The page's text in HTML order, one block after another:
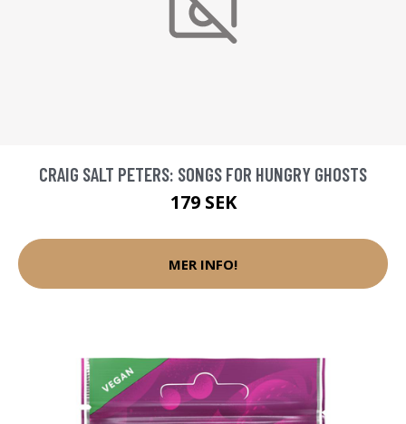
CRAIG SALT PETERS: SONGS FOR HUNGRY GHOSTS
179 SEK
MER INFO!